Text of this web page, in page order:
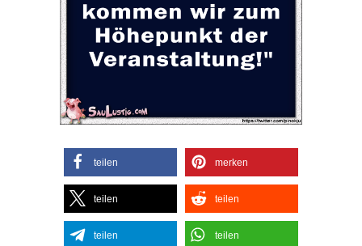
teilen merken
teilen teilen
teilen teilen